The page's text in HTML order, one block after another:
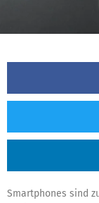
Smartphones sind